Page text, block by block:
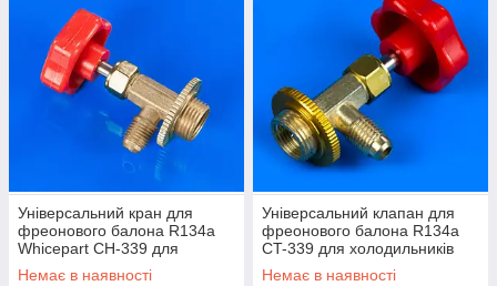
Універсальний кран для
фреонового балона R134a
Whicepart CH-339 для
холодильника
Немає в наявності
Універсальний клапан для
фреонового балона R134a
CT-339 для холодильників
Немає в наявності